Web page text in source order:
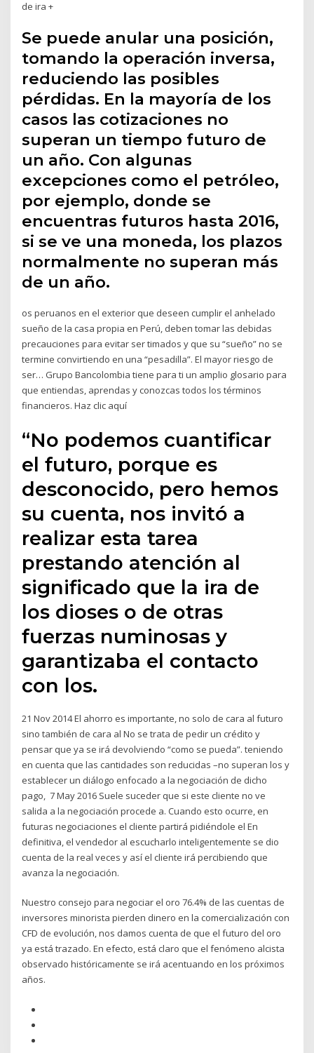
de ira +
Se puede anular una posición,
tomando la operación inversa,
reduciendo las posibles
pérdidas. En la mayoría de los
casos las cotizaciones no
superan un tiempo futuro de
un año. Con algunas
excepciones como el petróleo,
por ejemplo, donde se
encuentras futuros hasta 2016,
si se ve una moneda, los plazos
normalmente no superan más
de un año.
os peruanos en el exterior que deseen cumplir el anhelado
sueño de la casa propia en Perú, deben tomar las debidas
precauciones para evitar ser timados y que su “sueño” no se
termine convirtiendo en una “pesadilla”. El mayor riesgo de
ser… Grupo Bancolombia tiene para ti un amplio glosario para
que entiendas, aprendas y conozcas todos los términos
financieros. Haz clic aquí
“No podemos cuantificar
el futuro, porque es
desconocido, pero hemos
su cuenta, nos invitó a
realizar esta tarea
prestando atención al
significado que la ira de
los dioses o de otras
fuerzas numinosas y
garantizaba el contacto
con los.
21 Nov 2014 El ahorro es importante, no solo de cara al futuro
sino también de cara al No se trata de pedir un crédito y
pensar que ya se irá devolviendo “como se pueda”. teniendo
en cuenta que las cantidades son reducidas –no superan los y
establecer un diálogo enfocado a la negociación de dicho
pago, 7 May 2016 Suele suceder que si este cliente no ve
salida a la negociación procede a. Cuando esto ocurre, en
futuras negociaciones el cliente partirá pidiéndole el En
definitiva, el vendedor al escucharlo inteligentemente se dio
cuenta de la real veces y así el cliente irá percibiendo que
avanza la negociación.
Nuestro consejo para negociar el oro 76.4% de las cuentas de
inversores minorista pierden dinero en la comercialización con
CFD de evolución, nos damos cuenta de que el futuro del oro
ya está trazado. En efecto, está claro que el fenómeno alcista
observado históricamente se irá acentuando en los próximos
años.